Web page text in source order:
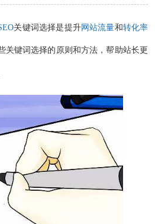
关键词选择是提升网站流量和转化率
关键词选择的原则和方法，帮助站长更